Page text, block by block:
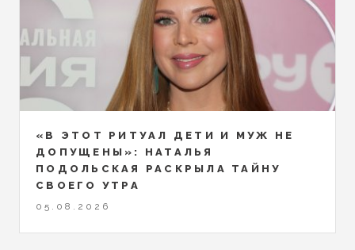
«В ЭТОТ РИТУАЛ ДЕТИ И МУЖ НЕ
ДОПУЩЕНЫ»: НАТАЛЬЯ
ПОДОЛЬСКАЯ РАСКРЫЛА ТАЙНУ
СВОЕГО УТРА
05.08.2026